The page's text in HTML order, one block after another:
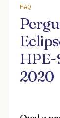
FAQ
HPE-
2020